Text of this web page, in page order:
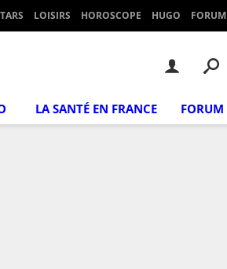
LOISIRS HOROSCOPE HUGO FORUM
LA SANTÉ EN FRANCE FORUM